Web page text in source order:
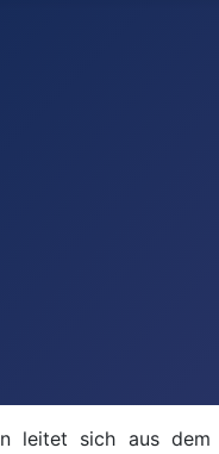
leitet sich aus dem